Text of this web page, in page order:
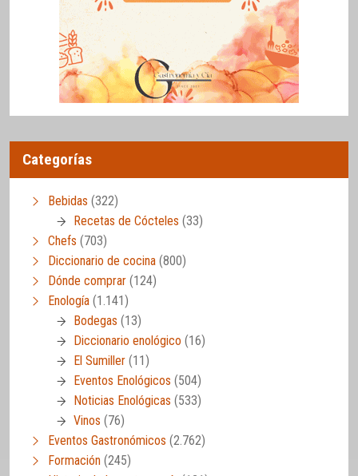
Categorías
Bebidas (322)
Recetas de Cócteles (33)
Chefs (703)
Diccionario de cocina (800)
Dónde comprar (124)
Enología (1.141)
Bodegas (13)
Diccionario enológico (16)
El Sumiller (11)
Eventos Enológicos (504)
Noticias Enológicas (533)
Vinos (76)
Eventos Gastronómicos (2.762)
Formación (245)